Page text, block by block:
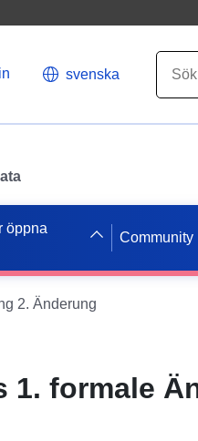
svenska
öppna
Community
2. Änderung
1. formale